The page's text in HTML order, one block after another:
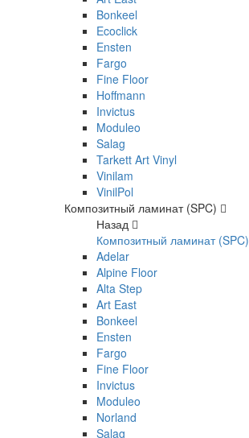
Bonkeel
Ecoclick
Ensten
Fargo
Fine Floor
Hoffmann
Invictus
Moduleo
Salag
Tarkett Art Vinyl
Vinilam
VinilPol
Композитный ламинат (SPC)
Назад
Композитный ламинат (SPC)
Adelar
Alpine Floor
Alta Step
Art East
Bonkeel
Ensten
Fargo
Fine Floor
Invictus
Moduleo
Norland
Salag